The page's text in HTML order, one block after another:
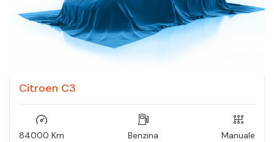
Citroen C3
84000 Km Benzina Manuale